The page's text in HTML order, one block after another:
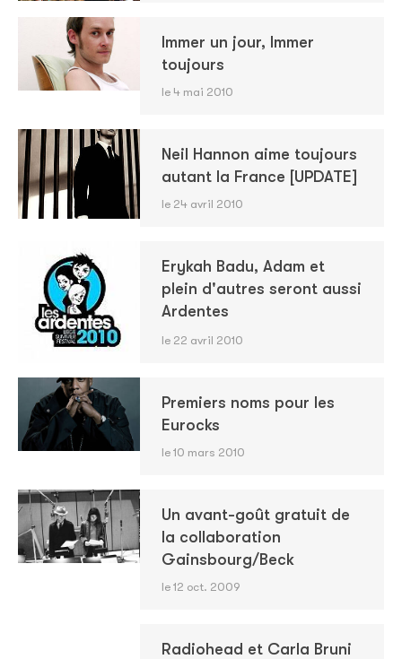
Immer un jour, Immer
toujours
le 4 mai 2010
Neil Hannon aime toujours
autant la France [UPDATE]
le 24 avril 2010
Erykah Badu, Adam et
plein d'autres seront aussi
Ardentes
le 22 avril 2010
Premiers noms pour les
Eurocks
le 10 mars 2010
Un avant-goût gratuit de
la collaboration
Gainsbourg/Beck
le 12 oct. 2009
Radiohead et Carla Bruni